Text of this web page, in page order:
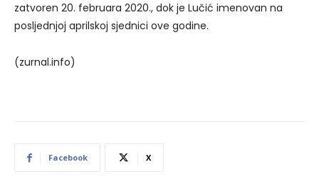
zatvoren 20. februara 2020., dok je Lučić imenovan na
posljednjoj aprilskoj sjednici ove godine.
(zurnal.info)
Facebook X